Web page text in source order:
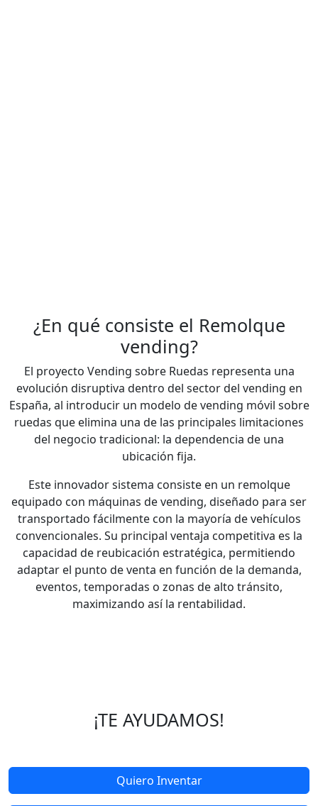
¿En qué consiste el Remolque
vending?
El proyecto Vending sobre Ruedas representa una
evolución disruptiva dentro del sector del vending en
España, al introducir un modelo de vending móvil sobre
ruedas que elimina una de las principales limitaciones
del negocio tradicional: la dependencia de una
ubicación fija.
Este innovador sistema consiste en un remolque
equipado con máquinas de vending, diseñado para ser
transportado fácilmente con la mayoría de vehículos
convencionales. Su principal ventaja competitiva es la
capacidad de reubicación estratégica, permitiendo
adaptar el punto de venta en función de la demanda,
eventos, temporadas o zonas de alto tránsito,
maximizando así la rentabilidad.
¡TE AYUDAMOS!
Quiero Inventar